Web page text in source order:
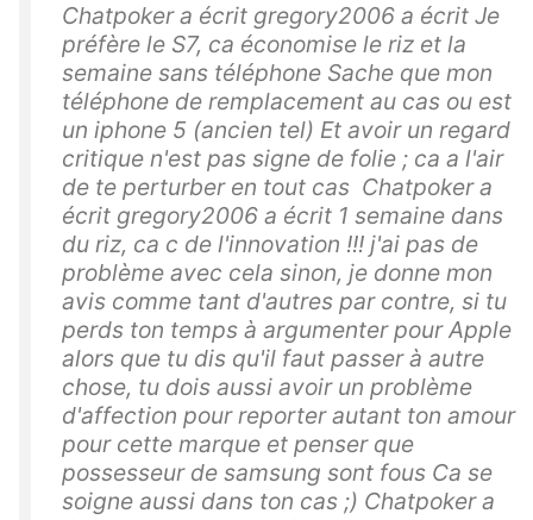
Chatpoker a écrit gregory2006 a écrit Je
préfère le S7, ca économise le riz et la
semaine sans téléphone Sache que mon
téléphone de remplacement au cas ou est
un iphone 5 (ancien tel) Et avoir un regard
critique n'est pas signe de folie ; ca a l'air
de te perturber en tout cas Chatpoker a
écrit gregory2006 a écrit 1 semaine dans
du riz, ca c de l'innovation !!! j'ai pas de
problème avec cela sinon, je donne mon
avis comme tant d'autres par contre, si tu
perds ton temps à argumenter pour Apple
alors que tu dis qu'il faut passer à autre
chose, tu dois aussi avoir un problème
d'affection pour reporter autant ton amour
pour cette marque et penser que
possesseur de samsung sont fous Ca se
soigne aussi dans ton cas ;) Chatpoker a